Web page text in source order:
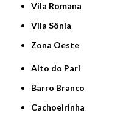
Vila Romana
Vila Sônia
Zona Oeste
Alto do Pari
Barro Branco
Cachoeirinha